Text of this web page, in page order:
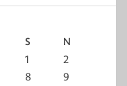
S N
1
2
8
9